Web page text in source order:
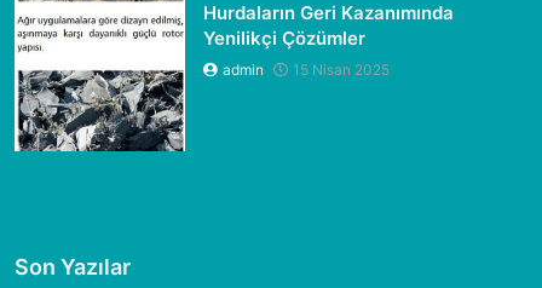
Hurdaların Geri Kazanımında
Yenilikçi Çözümler
admin 15 Nisan 2025
Son Yazılar